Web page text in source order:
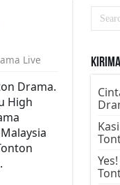
Live
Drama.
High